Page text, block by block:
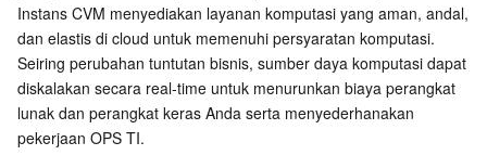
Auto Scaling
Tencent Cloud Automation Tools
Tencent Container Registry
Tencent Kubernetes Engine Distributed Cloud Center
Edge Zone
Cloud Dedicated Zone
Tencent Cloud Elastic Microservice
API Gateway
Service Registry and Governance
Serverless
Serverless Cloud Function
Layanan Penyimpanan Esensial
Cloud Object Storage
Layanan Penyimpanan Data
VPC
Alamat IP
IP Elastis
Grup Keamanan
Instans CVM menyediakan layanan komputasi yang aman, andal,
dan elastis di cloud untuk memenuhi persyaratan komputasi.
Seiring perubahan tuntutan bisnis, sumber daya komputasi dapat
diskalakan secara real-time untuk menurunkan biaya perangkat
lunak dan perangkat keras Anda serta menyederhanakan
pekerjaan OPS TI.